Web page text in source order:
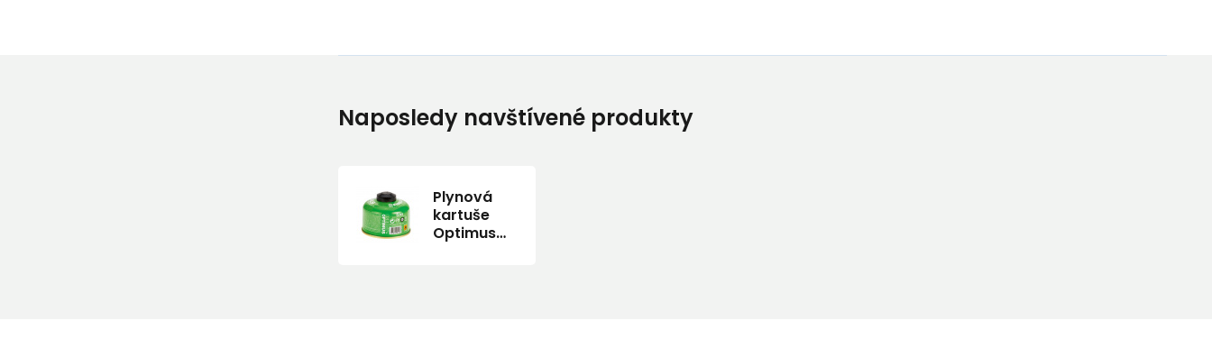
Naposledy navštívené produkty
Plynová
kartuše
Optimus